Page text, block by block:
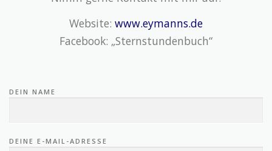
Website: www.eymanns.de
Facebook: „Sternstundenbuch“
DEIN NAME
DEINE E-MAIL-ADRESSE